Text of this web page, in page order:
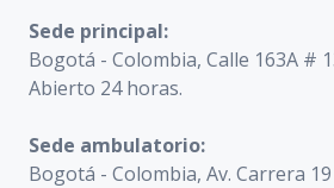
Sede principal:
Bogotá - Colombia, Calle 163A #
Abierto 24 horas.
Sede ambulatorio:
Bogotá - Colombia, Av. Carrera